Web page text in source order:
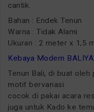
cantik.
Bahan : Endek Tenun
Warna : Tidak Alami
Ukuran : 2 meter x 1,5
Kebaya Modern
Tenun Bali, di buat oleh
motif bervariasi
cocok di pakai acara
juga untuk Kado ke